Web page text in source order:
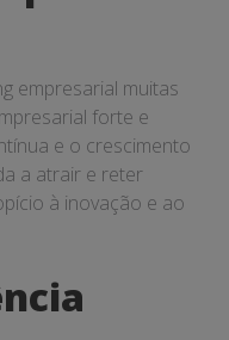
empresarial muitas
forte e
e o crescimento
a atrair e reter
à inovação e ao